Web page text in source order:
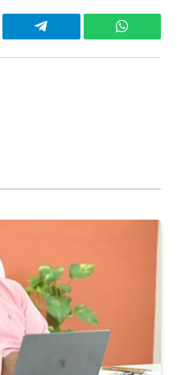
Telegram